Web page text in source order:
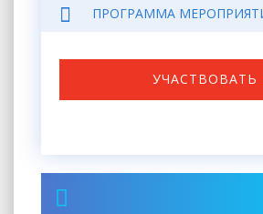
ПРОГРАММА
УЧАСТВОВАТЬ